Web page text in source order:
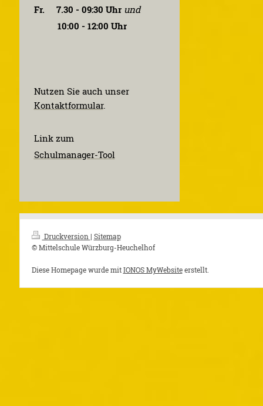
Fr. 7.30 - 09:30 Uhr und
10:00 - 12:00 Uhr
Nutzen Sie auch unser
Kontaktformular.
Link zum
Schulmanager-Tool
Druckversion | Sitemap
© Mittelschule Würzburg-Heuchelhof
Diese Homepage wurde mitIONOS MyWebsiteerstellt.